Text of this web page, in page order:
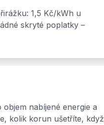
1,5 Kč/kWh u
skryté poplatky –
nabíjené energie a
kolik korun ušetříte, když